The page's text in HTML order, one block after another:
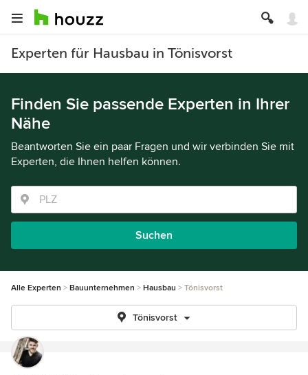
Experten für Hausbau in Tönisvorst
Finden Sie passende Experten in Ihrer
Nähe
Beantworten Sie ein paar Fragen und wir verbinden Sie mit
Experten, die Ihnen helfen können.
Suchen
Alle Experten Bauunternehmen Hausbau Tönisvorst
Tönisvorst